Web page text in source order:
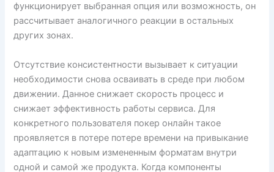
функционирует выбранная опция или возможность, он
рассчитывает аналогичного реакции в остальных
других зонах.
Отсутствие консистентности вызывает к ситуации
необходимости снова осваивать в среде при любом
движении. Данное снижает скорость процесс и
снижает эффективность работы сервиса. Для
конкретного пользователя покер онлайн такое
проявляется в потере потере времени на привыкание
адаптацию к новым измененным форматам внутри
одной и самой же продукта. Когда компоненты